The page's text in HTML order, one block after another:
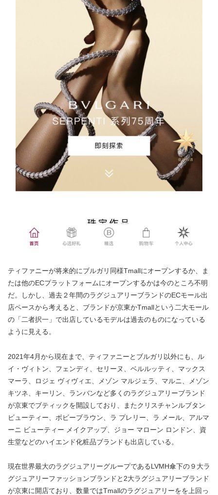
ティファニーが将来的にブルガリ同様Tmallにオープンするか、ま
たは他のECプラットフォームにオープンするかは今のところ不明
だ。しかし、過去２年間のラグジュアリーブランドのECモール出
店ペースから考えると、ブランドが京東かTmallという二大モール
の「二者択一」で出店しているモデルは過去のものになっている
ように見える。
2021年4月から現在まで、ティファニーとブルガリ以外にも、ル
イ・ヴィトン、フェンディ、セリーヌ、ベルルッティ、マックス
マーラ、ロジェ ヴィヴィエ、メゾン マルジェラ、マルニ、メゾン
キツネ、キーリン、ランバンなど多くのラグジュアリーブランド
が京東でブティックを開設しており、またクリスチャンルブタン
ビューティー、ボビーブラウン、ラ プレリー、ラ メール、アルマ
ーニ ビューティー メイクアップ、ジョー マローン ロンドン、資
生堂などのハイエンド化粧品ブランドも出店している。
現在世界最大のラグジュアリーグループであるLVMH傘下の９大ラ
グジュアリーファッションブランドと2大ラグジュアリーブランド
が京東に開店ており、数量ではTmallのラグジュアリーをを上回っ